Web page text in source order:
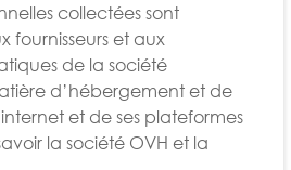
collectées sont
fournisseurs et aux
de la société
d’hébergement et de
et de ses plateformes
la société OVH et la